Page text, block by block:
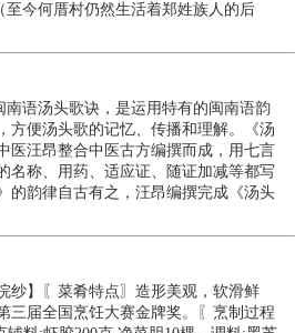
至今何厝村仍然生活着郑姓族人的后
语汤头歌诀，是运用特有的闽南语韵
方便汤头歌的记忆、传播和理解。《汤
医汪昂整合中医古方编撰而成，用七言
名称、用药、适应证、随证加减等都写
的韵律自古有之，汪昂编撰完成《汤头
】〖菜肴特点〗造形美观，软滑鲜
三届全国烹饪大赛金牌奖。〖烹制过程